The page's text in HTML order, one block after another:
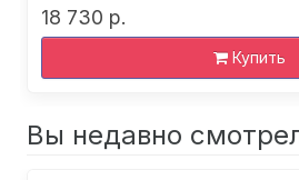
18 730 р.
Купить
Вы недавно